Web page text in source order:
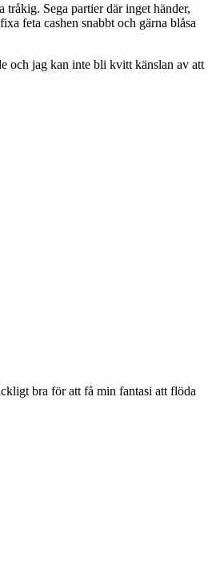
tråkig. Sega partier där inget händer,
feta cashen snabbt och gärna blåsa
och jag kan inte bli kvitt känslan av att
bra för att få min fantasi att flöda